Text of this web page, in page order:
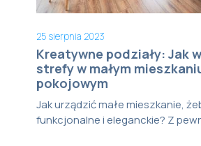
25 sierpnia 2023
Kreatywne podziały: Jak
strefy w małym
pokojowym
Jak urządzić małe mieszkanie,
funkcjonalne i eleganckie? Z